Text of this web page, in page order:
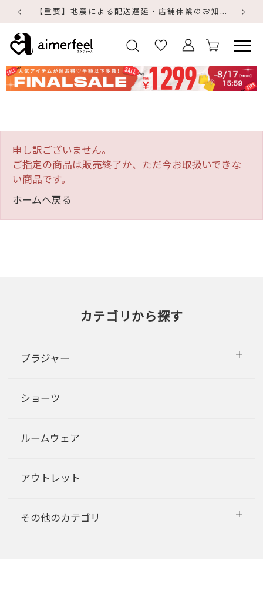
【重要】地震による配送遅延・店舗休業のお知らせ
申し訳ございません。
ご指定の商品は販売終了か、ただ今お取扱いできな
い商品です。
ホームへ戻る
カテゴリから探す
ブラジャー
ショーツ
ルームウェア
アウトレット
その他のカテゴリ